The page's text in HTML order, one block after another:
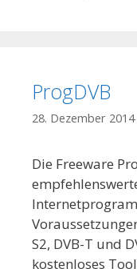
ProgDVB
28. Dezember 2014
Die Freeware
S2, DVB-T und
kostenloses